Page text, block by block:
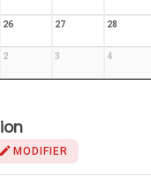
26 27 28
2 3 4
MODIFIER